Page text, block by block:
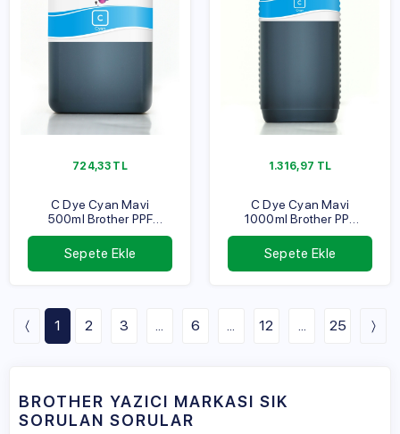
724,33TL
C Dye Cyan Mavi
500ml Brother PPF
Serisi
Sepete Ekle
1.316,97 TL
C Dye Cyan Mavi
1000ml Brother PPF
Serisi
Sepete Ekle
1 2 3 ... 6 ... 12 ... 25
BROTHER YAZICI MARKASI SIK
SORULAN SORULAR